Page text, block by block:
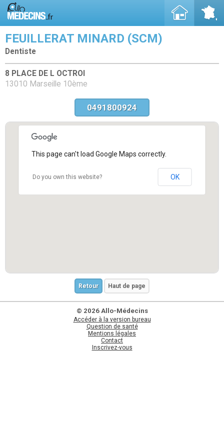
FEUILLERAT MINARD (SCM)
Dentiste
8 PLACE DE L OCTROI
13010 Marseille 10ème
0491800924
This page can't load Google Maps correctly.
Do you own this website? OK
Retour Haut de page
© 2026 Allo-Médecins
Accéder à la version bureau
Question de santé
Mentions légales
Contact
Inscrivez-vous